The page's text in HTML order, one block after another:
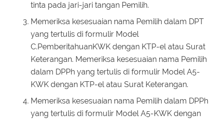
tinta pada jari-jari tangan Pemilih.
Memeriksa kesesuaian nama Pemilih dalam DPT
yang tertulis di formulir Model
C.PemberitahuanKWK dengan KTP-el atau Surat
Keterangan. Memeriksa kesesuaian nama Pemilih
dalam DPPh yang tertulis di formulir Model A5-
KWK dengan KTP-el atau Surat Keterangan.
Memeriksa kesesuaian nama Pemilih dalam DPPh
yang tertulis di formulir Model A5-KWK dengan